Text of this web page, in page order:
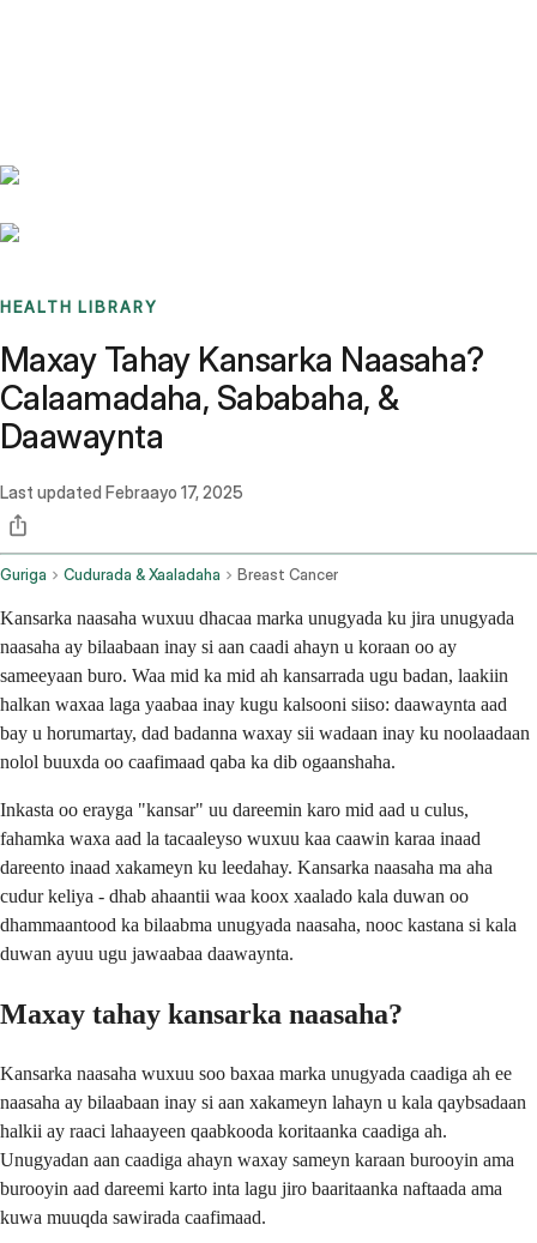
HEALTH LIBRARY
Maxay Tahay Kansarka Naasaha?
Calaamadaha, Sababaha, &
Daawaynta
Last updated Febraayo 17, 2025
Guriga Cudurada & Xaaladaha Breast Cancer
Kansarka naasaha wuxuu dhacaa marka unugyada ku jira unugyada
naasaha ay bilaabaan inay si aan caadi ahayn u koraan oo ay
sameeyaan buro. Waa mid ka mid ah kansarrada ugu badan, laakiin
halkan waxaa laga yaabaa inay kugu kalsooni siiso: daawaynta aad
bay u horumartay, dad badanna waxay sii wadaan inay ku noolaadaan
nolol buuxda oo caafimaad qaba ka dib ogaanshaha.
Inkasta oo erayga "kansar" uu dareemin karo mid aad u culus,
fahamka waxa aad la tacaaleyso wuxuu kaa caawin karaa inaad
dareento inaad xakameyn ku leedahay. Kansarka naasaha ma aha
cudur keliya - dhab ahaantii waa koox xaalado kala duwan oo
dhammaantood ka bilaabma unugyada naasaha, nooc kastana si kala
duwan ayuu ugu jawaabaa daawaynta.
Maxay tahay kansarka naasaha?
Kansarka naasaha wuxuu soo baxaa marka unugyada caadiga ah ee
naasaha ay bilaabaan inay si aan xakameyn lahayn u kala qaybsadaan
halkii ay raaci lahaayeen qaabkooda koritaanka caadiga ah.
Unugyadan aan caadiga ahayn waxay sameyn karaan burooyin ama
burooyin aad dareemi karto inta lagu jiro baaritaanka naftaada ama
kuwa muuqda sawirada caafimaad.